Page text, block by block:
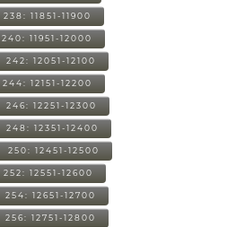
238: 11851-11900
240: 11951-12000
242: 12051-12100
244: 12151-12200
246: 12251-12300
248: 12351-12400
250: 12451-12500
252: 12551-12600
254: 12651-12700
256: 12751-12800